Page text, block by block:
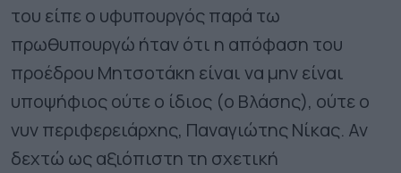
του είπε ο υφυπουργός παρά τω
πρωθυπουργώ ήταν ότι η απόφαση του
προέδρου Μητσοτάκη είναι να μην είναι
υποψήφιος ούτε ο ίδιος (ο Βλάσης), ούτε ο
νυν περιφερειάρχης, Παναγιώτης Νίκας. Αν
δεχτώ ως αξιόπιστη τη σχετική